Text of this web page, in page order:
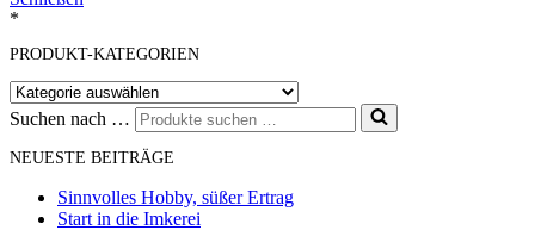
*
PRODUKT-KATEGORIEN
Suchen nach …
NEUESTE BEITRÄGE
Sinnvolles Hobby, süßer Ertrag
Start in die Imkerei